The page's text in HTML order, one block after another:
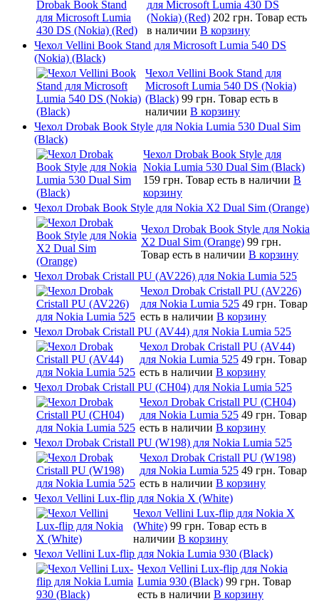
для Microsoft Lumia 430 DS
(Nokia) (Red) 202 грн. Товар есть
в наличии В корзину
Чехол Vellini Book Stand для Microsoft Lumia 540 DS
(Nokia) (Black)
Чехол Vellini Book Stand для
Microsoft Lumia 540 DS (Nokia)
(Black) 99 грн. Товар есть в
наличии В корзину
Чехол Drobak Book Style для Nokia Lumia 530 Dual Sim
(Black)
Чехол Drobak Book Style для
Nokia Lumia 530 Dual Sim (Black)
159 грн. Товар есть в наличии В
корзину
Чехол Drobak Book Style для Nokia X2 Dual Sim (Orange)
Чехол Drobak Book Style для Nokia
X2 Dual Sim (Orange) 99 грн.
Товар есть в наличии В корзину
Чехол Drobak Cristall PU (AV226) для Nokia Lumia 525
Чехол Drobak Cristall PU (AV226)
для Nokia Lumia 525 49 грн. Товар
есть в наличии В корзину
Чехол Drobak Cristall PU (AV44) для Nokia Lumia 525
Чехол Drobak Cristall PU (AV44)
для Nokia Lumia 525 49 грн. Товар
есть в наличии В корзину
Чехол Drobak Cristall PU (CH04) для Nokia Lumia 525
Чехол Drobak Cristall PU (CH04)
для Nokia Lumia 525 49 грн. Товар
есть в наличии В корзину
Чехол Drobak Cristall PU (W198) для Nokia Lumia 525
Чехол Drobak Cristall PU (W198)
для Nokia Lumia 525 49 грн. Товар
есть в наличии В корзину
Чехол Vellini Lux-flip для Nokia X (White)
Чехол Vellini Lux-flip для Nokia X
(White) 99 грн. Товар есть в
наличии В корзину
Чехол Vellini Lux-flip для Nokia Lumia 930 (Black)
Чехол Vellini Lux-flip для Nokia
Lumia 930 (Black) 99 грн. Товар
есть в наличии В корзину